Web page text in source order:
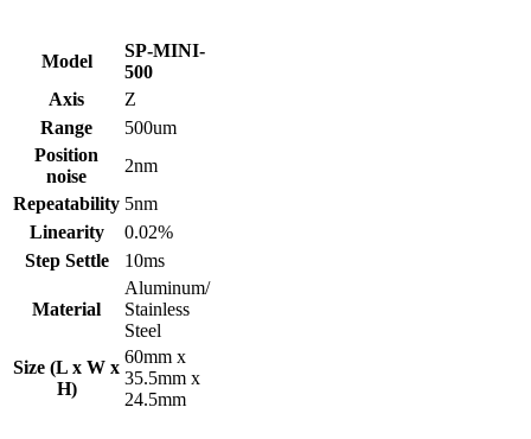
Model
SP-MINI-
500
Axis
Z
Range
500um
Position
noise
2nm
Repeatability 5nm
Linearity
0.02%
Step Settle
10ms
Material
Aluminum/
Stainless
Steel
Size (L x W x
H)
60mm x
35.5mm x
24.5mm